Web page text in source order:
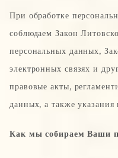
При обработке
соблюдаем Закон
персональных данных,
электронных связях и
правовые акты,
данных, а также указания
Как мы собираем Ваши
Отправить